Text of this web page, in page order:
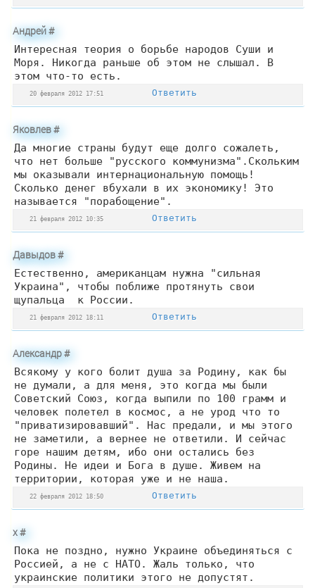
Андрей#
Интересная теория о борьбе народов Суши и
Моря. Никогда раньше об этом не слышал. В
этом что-то есть.
20 февраля 2012 17:51 Ответить
Яковлев#
Да многие страны будут еще долго сожалеть,
что нет больше "русского коммунизма".Скольким
мы оказывали интернациональную помощь!
Сколько денег вбухали в их экономику! Это
называется "порабощение".
21 февраля 2012 10:35 Ответить
Давыдов#
Естественно, американцам нужна "сильная
Украина", чтобы поближе протянуть свои
щупальца к России.
21 февраля 2012 18:11 Ответить
Александр#
Всякому у кого болит душа за Родину, как бы
не думали, а для меня, это когда мы были
Советский Союз, когда выпили по 100 грамм и
человек полетел в космос, а не урод что то
"приватизировавший". Нас предали, и мы этого
не заметили, а вернее не ответили. И сейчас
горе нашим детям, ибо они остались без
Родины. Не идеи и Бога в душе. Живем на
территории, которая уже и не наша.
22 февраля 2012 18:50 Ответить
х#
Пока не поздно, нужно Украине объединяться с
Россией, а не с НАТО. Жаль только, что
украинские политики этого не допустят.